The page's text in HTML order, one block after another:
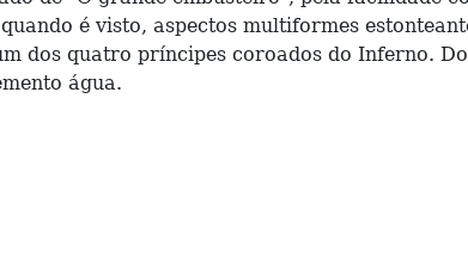
é visto, aspectos multiformes
dos quatro príncipes coroados do Inferno.
água.